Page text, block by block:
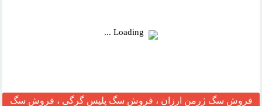
فروش سگ ژرمن ارزان ، فروش سگ پلیس گرگی ، فروش سگ